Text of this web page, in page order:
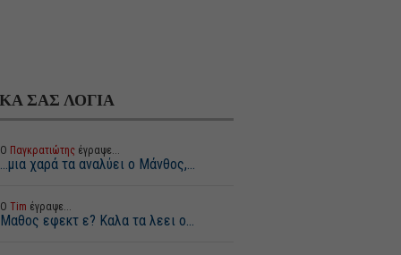
ΣΑΣ ΛΟΓΙΑ
Ο Παγκρατιώτηςέγραψε...
...μια χαρά τα αναλύει ο Μάνθος,...
Ο Tim έγραψε...
Μαθος εφεκτ ε? Καλα τα λεει ο...